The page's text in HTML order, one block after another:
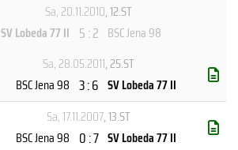
Sa, 20.11.2010, 12.ST
SV Lobeda 77 II 5 : 2 BSC Jena 98
Sa, 28.05.2011, 25.ST
BSC Jena 98 3 : 6 SV Lobeda 77 II
Sa, 17.11.2007, 13.ST
BSC Jena 98 0 : 7 SV Lobeda 77 II